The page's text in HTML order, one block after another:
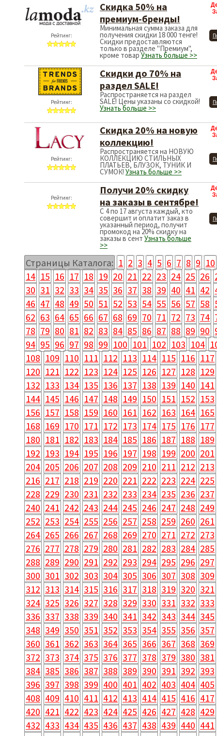
Рейтинг:
Скидка 50% на
премиум-бренды!
Минимальная сумма заказа для
получения скидки 18 000 тенге!
Скидки предоставляются
только в разделе "Премиум",
кроме товарУзнать больше >>
Рейтинг:
Скидки до 70% на
раздел SALE!
Распространяется на раздел
SALE! Цены указаны со скидкой!
Узнать больше >>
Рейтинг:
Скидка 20% на новую
коллекцию!
Распространяется на НОВУЮ
КОЛЛЕКЦИЮ СТИЛЬНЫХ
ПЛАТЬЕВ, БЛУЗОК, ТУНИК И
СУМОК! Узнать больше >>
Рейтинг:
Получи 20% скидку
на заказы в сентябре!
С 4 по 17 августа каждый, кто
совершит и оплатит заказ в
указанный период, получит
промокод на 20% скидку на
заказы в сент Узнать больше
>>
Страницы Каталога: 1 2 3 4 5 6 7 8 9 10
14 15 16 17 18 19 20 21 22 23 24 25 26
30 31 32 33 34 35 36 37 38 39 40 41 42
46 47 48 49 50 51 52 53 54 55 56 57 58
62 63 64 65 66 67 68 69 70 71 72 73 74
78 79 80 81 82 83 84 85 86 87 88 89 90
94 95 96 97 98 99 100 101 102 103 104
108 109 110 111 112 113 114 115 116 117
120 121 122 123 124 125 126 127 128 129
132 133 134 135 136 137 138 139 140 141
144 145 146 147 148 149 150 151 152 153
156 157 158 159 160 161 162 163 164 165
168 169 170 171 172 173 174 175 176 177
180 181 182 183 184 185 186 187 188 189
192 193 194 195 196 197 198 199 200 201
204 205 206 207 208 209 210 211 212 213
216 217 218 219 220 221 222 223 224 225
228 229 230 231 232 233 234 235 236 237
240 241 242 243 244 245 246 247 248 249
252 253 254 255 256 257 258 259 260 261
264 265 266 267 268 269 270 271 272 273
276 277 278 279 280 281 282 283 284 285
288 289 290 291 292 293 294 295 296 297
300 301 302 303 304 305 306 307 308 309
312 313 314 315 316 317 318 319 320 321
324 325 326 327 328 329 330 331 332 333
336 337 338 339 340 341 342 343 344 345
348 349 350 351 352 353 354 355 356 357
360 361 362 363 364 365 366 367 368 369
372 373 374 375 376 377 378 379 380 381
384 385 386 387 388 389 390 391 392 393
396 397 398 399 400 401 402 403 404 405
408 409 410 411 412 413 414 415 416 417
420 421 422 423 424 425 426 427 428 429
432 433 434 435 436 437 438 439 440 441